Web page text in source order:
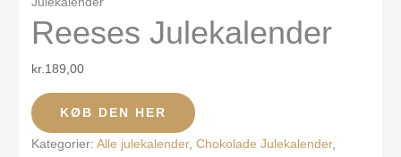
Reeses Julekalender
kr.189,00
KØB DEN HER
Kategorier: Alle julekalender, Chokolade Julekalender,